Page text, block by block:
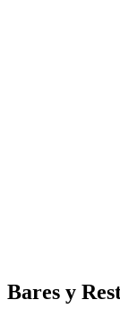
Bares y